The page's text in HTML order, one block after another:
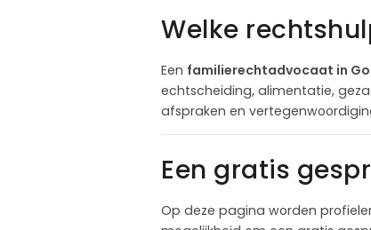
Welke
Een familierechtadvocaat in
echtscheiding, alimentatie,
afspraken en
Een gratis
Op deze pagina worden